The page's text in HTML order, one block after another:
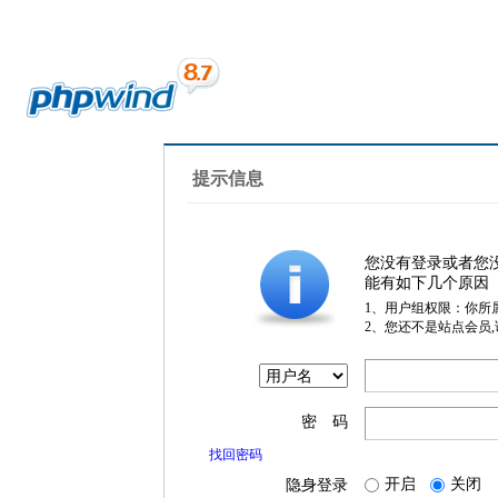
提示信息
您没有登录或者您
能有如下几个原因
1、用户组权限：你所
2、您还不是站点会员
密 码
找回密码
隐身登录 开启 关闭